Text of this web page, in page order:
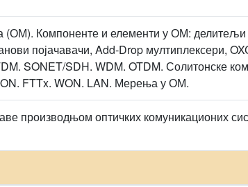
(ОМ). Компоненте и елементи у ОМ: делитељи
појачавачи, Add-Drop мултиплексери,
SONET/SDH. WDM. OTDM. Солитонске
FTTx. WON. LAN. Мерења у ОМ.
производњом оптичких комуникационих